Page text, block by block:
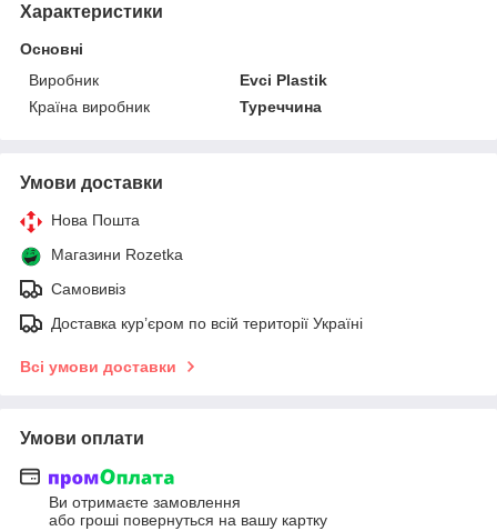
Характеристики
Основні
Виробник
Evci Plastik
Країна виробник
Туреччина
Умови доставки
Нова Пошта
Магазини Rozetka
Самовивіз
Доставка кур’єром по всій території Україні
Всі умови доставки
Умови оплати
Ви отримаєте замовлення
або гроші повернуться на вашу картку